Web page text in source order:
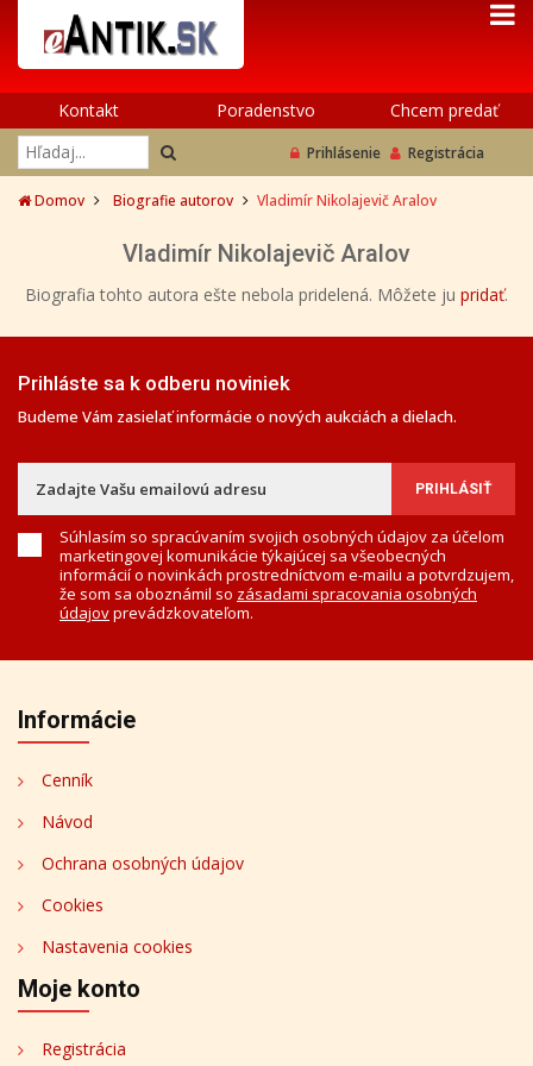
Kontakt Poradenstvo Chcem predať
Prihlásenie Registrácia
Domov Biografie autorov Vladimír Nikolajevič Aralov
Vladimír Nikolajevič Aralov
Biografia tohto autora ešte nebola pridelená. Môžete ju pridať.
Prihláste sa k odberu noviniek
Budeme Vám zasielať informácie o nových aukciách a dielach.
Súhlasím so spracúvaním svojich osobných údajov za účelom
marketingovej komunikácie týkajúcej sa všeobecných
informácií o novinkách prostredníctvom e-mailu a potvrdzujem,
že som sa oboznámil so zásadami spracovania osobných
údajovprevádzkovateľom.
Informácie
Cenník
Návod
Ochrana osobných údajov
Cookies
Nastavenia cookies
Moje konto
Registrácia